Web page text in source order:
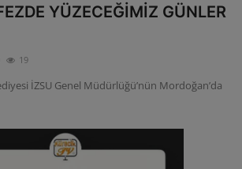
YÜZECEĞİMİZ GÜNLER
19
İZSU Genel Müdürlüğü’nün Mordoğan’da